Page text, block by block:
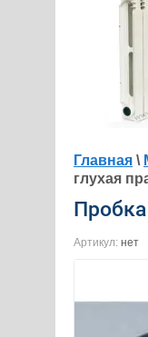
Главная \
глухая
Артикул: нет